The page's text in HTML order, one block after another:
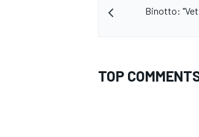
RALLY
Binotto:
TOP